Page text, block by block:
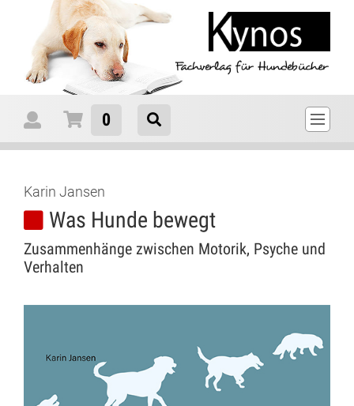
Karin Jansen
Was Hunde bewegt
Zusammenhänge zwischen Motorik, Psyche und
Verhalten
0